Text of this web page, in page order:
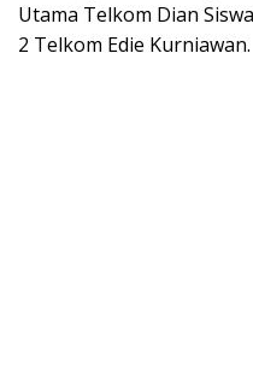
Utama Telkom Dian
2 Telkom Edie Kurniawan.